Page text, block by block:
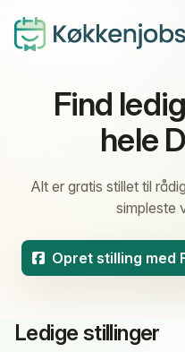
Find
hele
Alt er gratis stillet til
simpleste
Opret stilling med
Ledige stillinger